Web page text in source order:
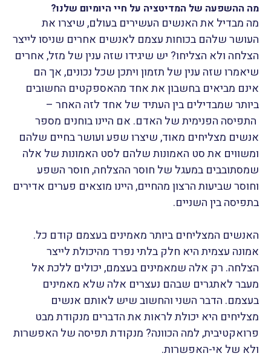
מה ההשפעה של המדיטציה על חיי היומיום שלנו?
מה מבדיל את האנשים העשירים בעולם, שיצרו את
העושר שלהם בכוחות עצמם לאנשים אחרים שניסו לייצר
הצלחה ולא הצליחו? יש שיגידו שזה ענין של מזל, אחרים
שיאמרו שזה ענין של תזמון ויתכן שכל נכונים, אך הם
אינם מביאים בחשבון את אחד מהאספקטים החשובים
ביותר שמבדילים בין העתיד של אחד לזה האחר –
התפיסה הפנימית של האדם. אם היינו בוחנים מספר
אנשים מצליחים מאוד, שיצרו שפע ועושר בחיים שלהם
ומשווים את סט האמונות שלהם לסט האמונות של אלה
שמסתובבים במעגל של חוסר ההצלחה, חוסר השפע
וחוסר שביעות הרצון מהחיים, היינו מוצאים פערים אדירים
בתפיסה בין השניים.
האנשים המצליחים ביותר מאמינים בעצמם קודם כל.
אמונה עצמית היא חלק בלתי נפרד מהיכולת לייצר
הצלחה. רק אלה שמאמינים בעצמם, יכולים ללכת אל
מעבר לאתגרים שבהם נעצרים אלה שלא מאמינים
בעצמם. הדבר השני והחשוב שיש לאותם אנשים
מצליחים היא יכולת לראות את הדברים מנקודת מבט
פרואקטיבית, למה הכוונה? מנקודת תפיסה של האפשרות
ולא של אי-האפשרות.